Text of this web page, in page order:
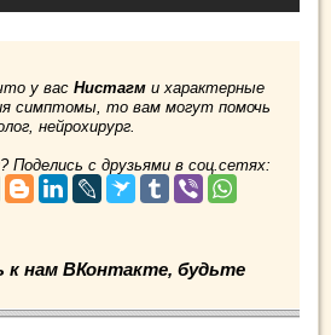
у вас Нистагм и характерные
симптомы, то вам могут помочь
нейрохирург.
Поделись с друзьями в соц.сетях:
к нам ВКонтакте, будьте